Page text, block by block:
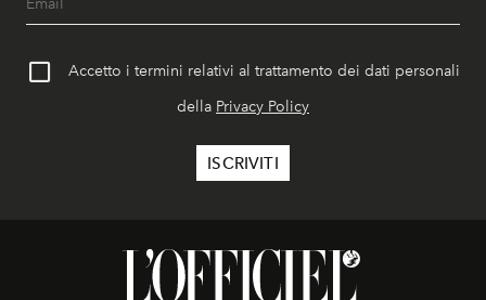
Accetto i termini relativi al trattamento dei dati personali
della Privacy Policy